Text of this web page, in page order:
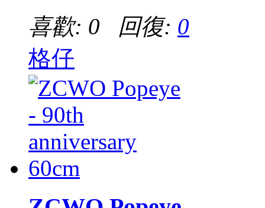
喜歡: 0 回復: 0
格仔